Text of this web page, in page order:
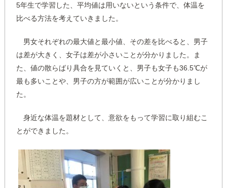
5年生で学習した、平均値は用いないという条件で、体温を
比べる方法を考えていきました。
男女それぞれの最大値と最小値、その差を比べると、男子
は差が大きく、女子は差が小さいことが分かりました。ま
た、値の散らばり具合を見ていくと、男子も女子も36.5℃が
最も多いことや、男子の方が範囲が広いことが分かりまし
た。
身近な体温を題材として、意欲をもって学習に取り組むこ
とができました。